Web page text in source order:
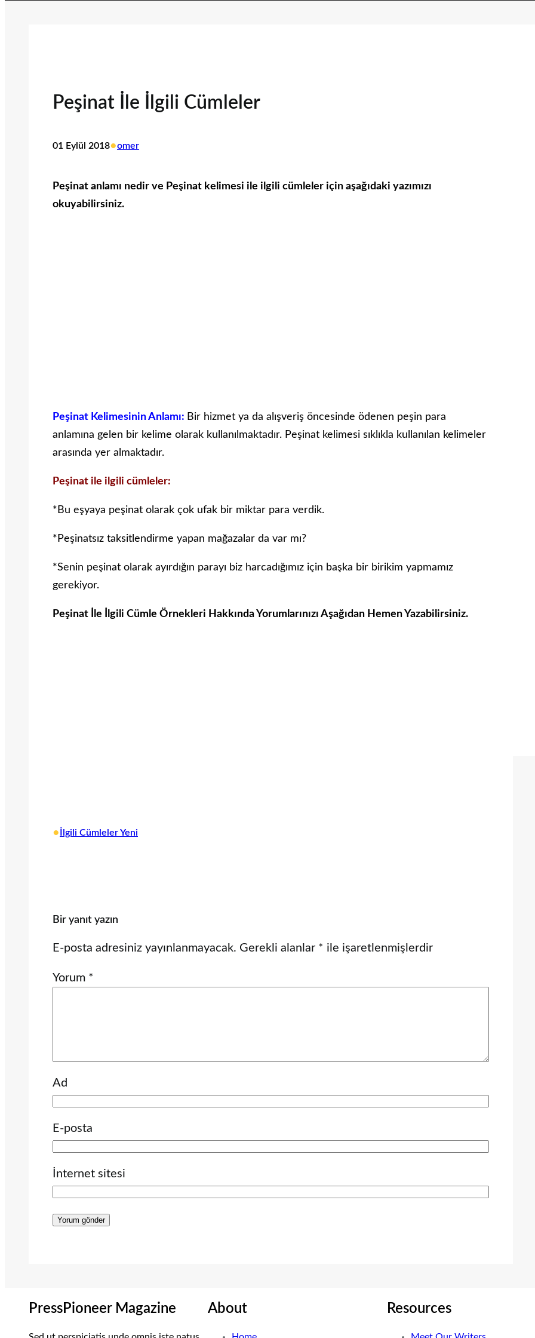
Peşinat İle İlgili Cümleler
01 Eylül 2018•omer
Peşinat anlamı nedir ve Peşinat kelimesi ile ilgili cümleler için aşağıdaki yazımızı
okuyabilirsiniz.
Peşinat Kelimesinin Anlamı: Bir hizmet ya da alışveriş öncesinde ödenen peşin para
anlamına gelen bir kelime olarak kullanılmaktadır. Peşinat kelimesi sıklıkla kullanılan kelimeler
arasında yer almaktadır.
Peşinat ile ilgili cümleler:
*Bu eşyaya peşinat olarak çok ufak bir miktar para verdik.
*Peşinatsız taksitlendirme yapan mağazalar da var mı?
*Senin peşinat olarak ayırdığın parayı biz harcadığımız için başka bir birikim yapmamız
gerekiyor.
Peşinat İle İlgili Cümle Örnekleri Hakkında Yorumlarınızı Aşağıdan Hemen Yazabilirsiniz.
• İlgili Cümleler Yeni
Bir yanıt yazın
E-posta adresiniz yayınlanmayacak. Gerekli alanlar * ile işaretlenmişlerdir
Yorum *
Ad
E-posta
İnternet sitesi
PressPioneer Magazine About Resources